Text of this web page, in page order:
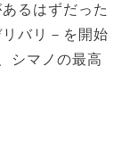
るはずだった
バリ－を開始
シマノの最高